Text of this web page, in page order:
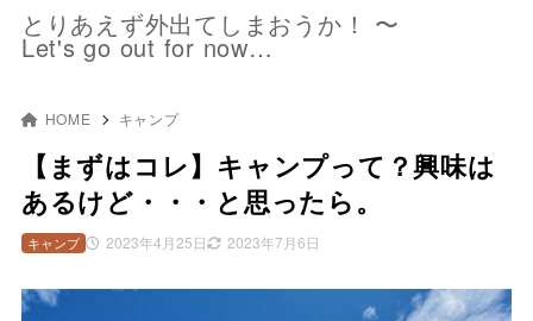
とりあえず外出てしまおうか！ 〜
Let's go out for now…
HOME キャンプ
【まずはコレ】キャンプって？興味は
あるけど・・・と思ったら。
2023年4月25日 2023年7月6日
キャンプ